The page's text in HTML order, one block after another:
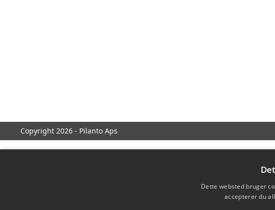
Copyright 2026 - Pilanto Aps
Dette websted bruger
accepterer du